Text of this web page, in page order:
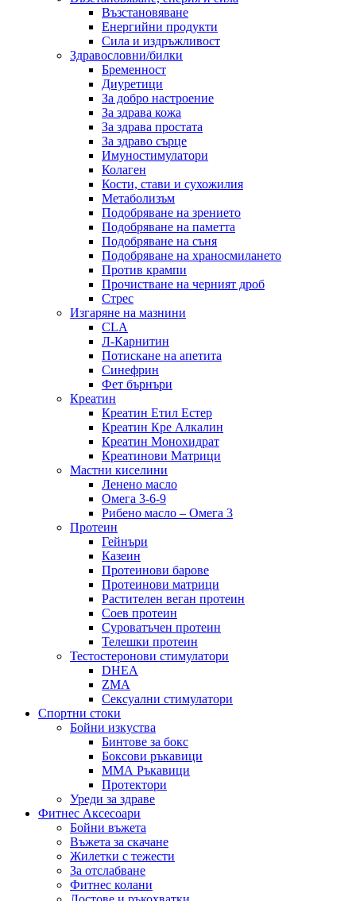
Възстановяване
Енергийни продукти
Сила и издръжливост
Здравословни/билки
Бременност
Диуретици
За добро настроение
За здрава кожа
За здрава простата
За здраво сърце
Имуностимулатори
Колаген
Кости, стави и сухожилия
Метаболизъм
Подобряване на зрението
Подобряване на паметта
Подобряване на съня
Подобряване на храносмилането
Против крампи
Прочистване на черният дроб
Стрес
Изгаряне на мазнини
CLA
Л-Карнитин
Потискане на апетита
Синефрин
Фет бърнъри
Креатин
Креатин Етил Естер
Креатин Кре Алкалин
Креатин Монохидрат
Креатинови Матрици
Мастни киселини
Ленено масло
Омега 3-6-9
Рибено масло – Омега 3
Протеин
Гейнъри
Казеин
Протеинови барове
Протеинови матрици
Растителен веган протеин
Соев протеин
Суроватъчен протеин
Телешки протеин
Тестостеронови стимулатори
DHEA
ZMA
Сексуални стимулатори
Спортни стоки
Бойни изкуства
Бинтове за бокс
Боксови ръкавици
ММА Ръкавици
Протектори
Уреди за здраве
Фитнес Аксесоари
Бойни въжета
Въжета за скачане
Жилетки с тежести
За отслабване
Фитнес колани